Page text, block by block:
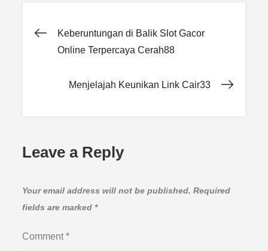
Post
Keberuntungan di Balik Slot Gacor
Online Terpercaya Cerah88
Menjelajah Keunikan Link Cair33
Leave a Reply
Your email address will not be published. Required
fields are marked *
Comment*